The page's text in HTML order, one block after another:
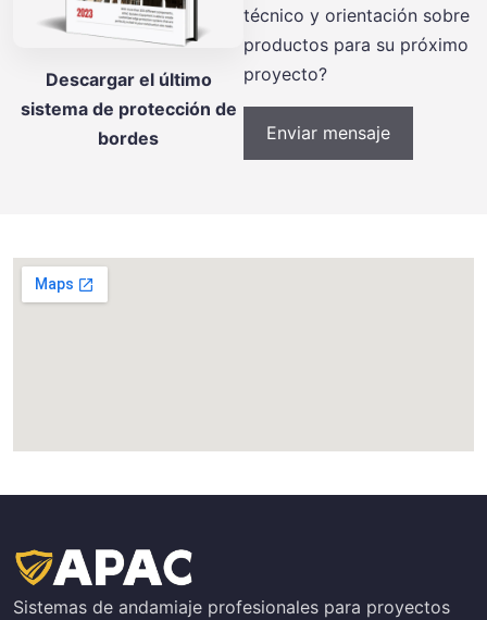
Descargar el último
sistema de protección de
bordes
técnico y orientación sobre
productos para su próximo
proyecto?
Enviar mensaje
Sistemas de andamiaje profesionales para proyectos